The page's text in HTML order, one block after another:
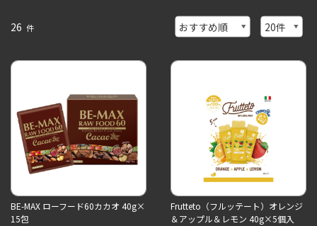
26 件
BE-MAX ローフード60カカオ 40g×
15包
Frutteto（フルッテート）オレンジ
＆アップル＆レモン 40g×5個入